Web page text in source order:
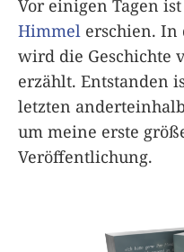
Vor einigen Tagen
Himmel erschien. In
wird die Geschichte
erzählt. Entstanden
letzten
um meine erste
Veröffentlichung.